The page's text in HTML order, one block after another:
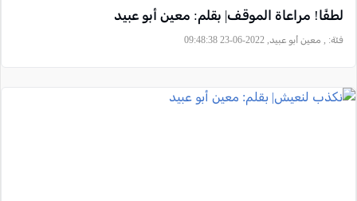
لطفًا! مراعاة الموقف| بقلم: معين أبو عبيد
فئة: , معين أبو عبيد, 2022-06-23 09:48:38